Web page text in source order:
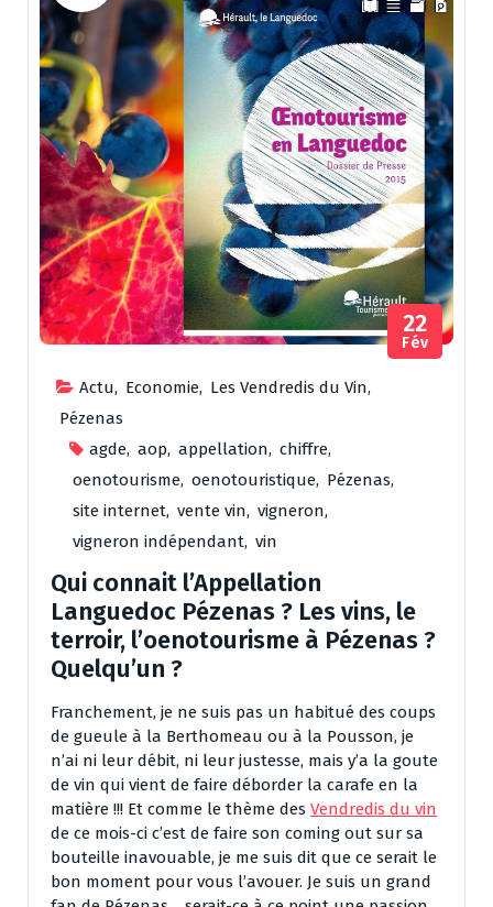
Actu, Economie, Les Vendredis du Vin,
Pézenas
agde, aop, appellation, chiffre,
oenotourisme, oenotouristique, Pézenas,
site internet, vente vin, vigneron,
vigneron indépendant, vin
22
Fév
Qui connait l’Appellation
Languedoc Pézenas ? Les vins, le
terroir, l’oenotourisme à Pézenas ?
Quelqu’un ?
Franchement, je ne suis pas un habitué des coups
de gueule à la Berthomeau ou à la Pousson, je
n’ai ni leur débit, ni leur justesse, mais y’a la goute
de vin qui vient de faire déborder la carafe en la
matière !!! Et comme le thème des Vendredis du vin
de ce mois-ci c’est de faire son coming out sur sa
bouteille inavouable, je me suis dit que ce serait le
bon moment pour vous l’avouer. Je suis un grand